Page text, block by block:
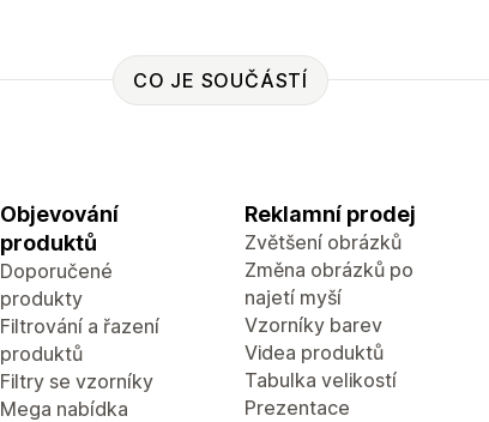
CO JE SOUČÁSTÍ
Objevování
produktů
Doporučené
produkty
Filtrování a řazení
produktů
Filtry se vzorníky
Mega nabídka
Reklamní prodej
Zvětšení obrázků
Změna obrázků po
najetí myší
Vzorníky barev
Videa produktů
Tabulka velikostí
Prezentace